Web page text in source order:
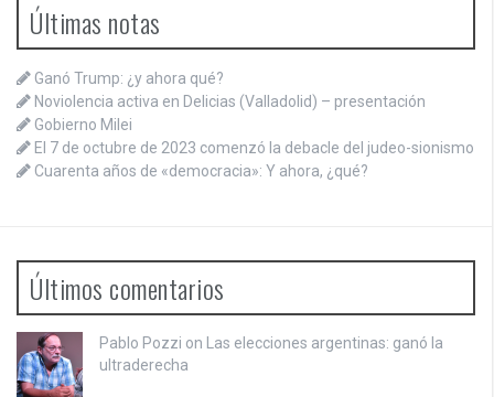
Últimas notas
Ganó Trump: ¿y ahora qué?
Noviolencia activa en Delicias (Valladolid) – presentación
Gobierno Milei
El 7 de octubre de 2023 comenzó la debacle del judeo-sionismo
Cuarenta años de «democracia»: Y ahora, ¿qué?
Últimos comentarios
Pablo Pozzi on Las elecciones argentinas: ganó la
ultraderecha